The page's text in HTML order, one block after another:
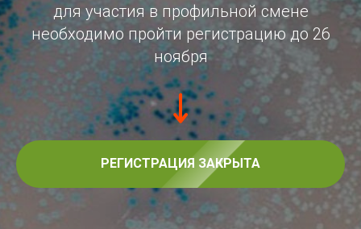
для участия в профильной смене
необходимо пройти регистрацию до 26
ноября
РЕГИСТРАЦИЯ ЗАКРЫТА